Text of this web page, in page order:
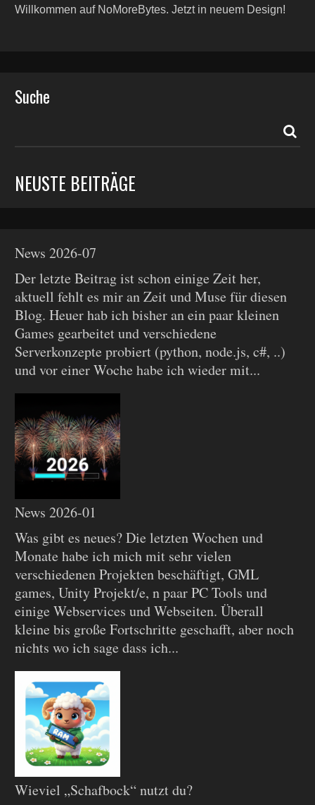
Willkommen auf NoMoreBytes. Jetzt in neuem Design!
Suche
NEUSTE BEITRÄGE
News 2026-07
Der letzte Beitrag ist schon einige Zeit her,
aktuell fehlt es mir an Zeit und Muse für diesen
Blog. Heuer hab ich bisher an ein paar kleinen
Games gearbeitet und verschiedene
Serverkonzepte probiert (python, node.js, c#, ..)
und vor einer Woche habe ich wieder mit...
News 2026-01
Was gibt es neues? Die letzten Wochen und
Monate habe ich mich mit sehr vielen
verschiedenen Projekten beschäftigt, GML
games, Unity Projekt/e, n paar PC Tools und
einige Webservices und Webseiten. Überall
kleine bis große Fortschritte geschafft, aber noch
nichts wo ich sage dass ich...
Wieviel „Schafbock“ nutzt du?